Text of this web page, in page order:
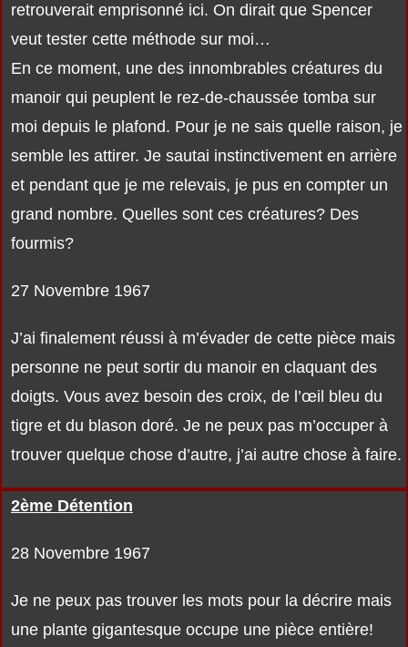
retrouverait emprisonné ici. On dirait que Spencer
veut tester cette méthode sur moi…
En ce moment, une des innombrables créatures du
manoir qui peuplent le rez-de-chaussée tomba sur
moi depuis le plafond. Pour je ne sais quelle raison, je
semble les attirer. Je sautai instinctivement en arrière
et pendant que je me relevais, je pus en compter un
grand nombre. Quelles sont ces créatures? Des
fourmis?
27 Novembre 1967
J’ai finalement réussi à m’évader de cette pièce mais
personne ne peut sortir du manoir en claquant des
doigts. Vous avez besoin des croix, de l’œil bleu du
tigre et du blason doré. Je ne peux pas m’occuper à
trouver quelque chose d’autre, j’ai autre chose à faire.
2ème Détention
28 Novembre 1967
Je ne peux pas trouver les mots pour la décrire mais
une plante gigantesque occupe une pièce entière!